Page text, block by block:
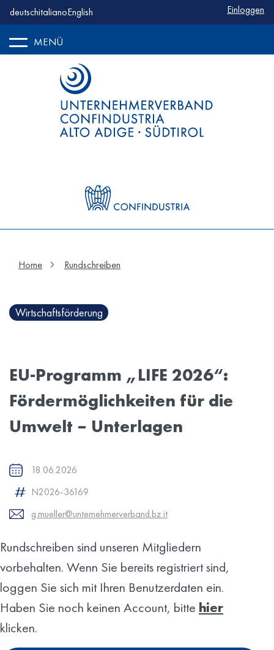
deutschitalianoEnglish Einloggen
MENÜ
Home Rundschreiben
Wirtschaftsförderung
EU-Programm „LIFE 2026“:
Fördermöglichkeiten für die
Umwelt – Unterlagen
18.06.2026
N2026-36169
g.mueller@unternehmerverband.bz.it
Rundschreiben sind unseren Mitgliedern
vorbehalten. Wenn Sie bereits registriert sind,
loggen Sie sich mit Ihren Benutzerdaten ein.
Haben Sie noch keinen Account, bitte hier
klicken.